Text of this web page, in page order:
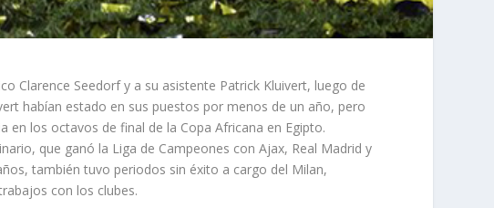
Clarence Seedorf y a su asistente Patrick Kluivert, luego de
habían estado en sus puestos por menos de un año, pero
los octavos de final de la Copa Africana en Egipto.
que ganó la Liga de Campeones con Ajax, Real Madrid y
también tuvo periodos sin éxito a cargo del Milan,
con los clubes.